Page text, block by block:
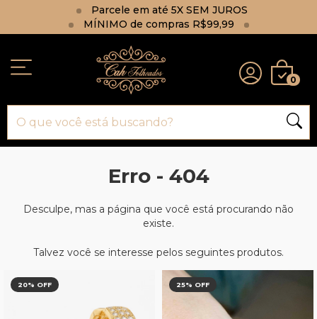
Parcele em até 5X SEM JUROS
MÍNIMO de compras R$99,99
0
Erro - 404
Desculpe, mas a página que você está procurando não
existe.
Talvez você se interesse pelos seguintes produtos.
20% OFF 25% OFF